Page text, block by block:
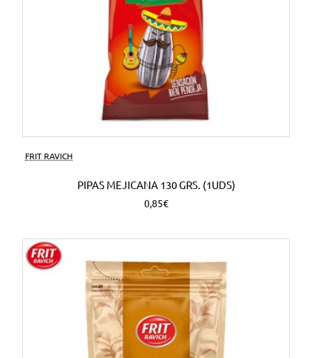
FRIT RAVICH
PIPAS MEJICANA 130 GRS. (1UDS)
0,85€